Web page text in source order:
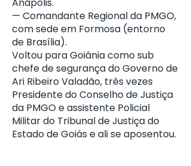
— Comandante Regional da PMGO,
com sede em Formosa (entorno
de Brasília).
Voltou para Goiânia como sub
chefe de segurança do Governo de
Ari Ribeiro Valadão, três vezes
Presidente do Conselho de Justiça
da PMGO e assistente Policial
Militar do Tribunal de Justiça do
Estado de Goiás e ali se aposentou.